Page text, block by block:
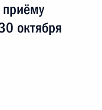
октября